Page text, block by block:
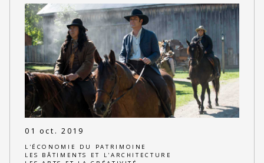
01 oct. 2019
L'ÉCONOMIE DU PATRIMOINE
LES BÂTIMENTS ET L'ARCHITECTURE